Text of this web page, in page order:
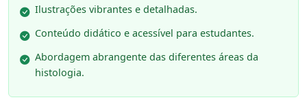
Ilustrações vibrantes e detalhadas.
Conteúdo didático e acessível para estudantes.
Abordagem abrangente das diferentes áreas da
histologia.